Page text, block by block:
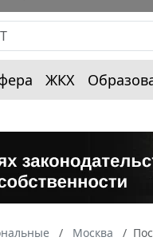
ЖКХ
Москва